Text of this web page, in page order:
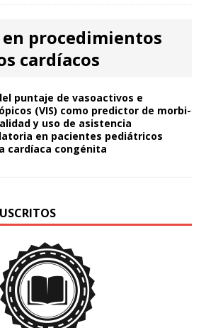
procedimientos
cardíacos
puntaje de vasoactivos e
(VIS) como predictor de morbi-
y uso de asistencia
en pacientes pediátricos
cardíaca congénita